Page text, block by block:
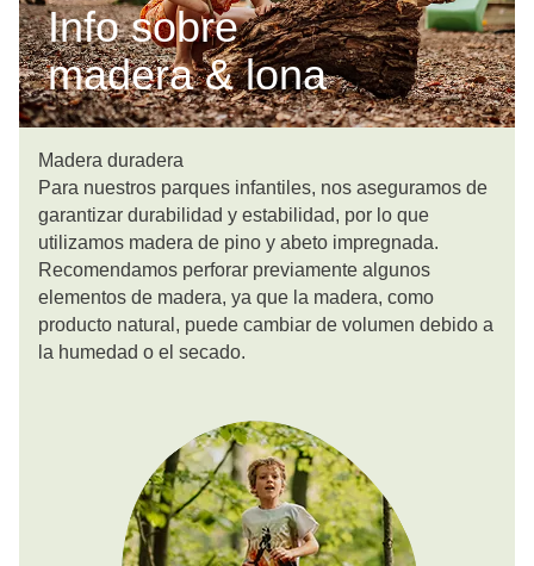
Info sobre
madera & lona
Madera duradera
Para nuestros parques infantiles, nos aseguramos de
garantizar durabilidad y estabilidad, por lo que
utilizamos madera de pino y abeto impregnada.
Recomendamos perforar previamente algunos
elementos de madera, ya que la madera, como
producto natural, puede cambiar de volumen debido a
la humedad o el secado.